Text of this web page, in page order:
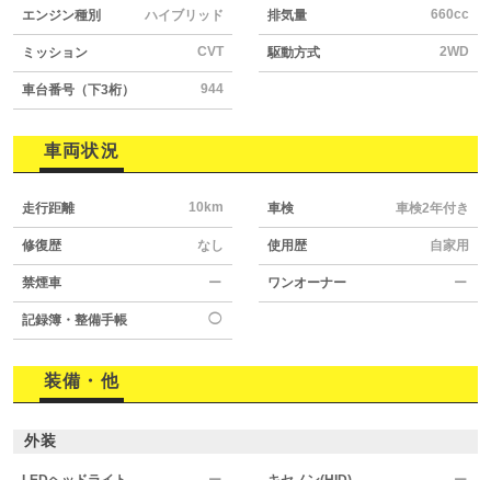
エンジン種別 ハイブリッド 排気量 660cc
ミッション CVT 駆動方式 2WD
車台番号（下3桁） 944
車両状況
走行距離 10km 車検 車検2年付き
修復歴 なし 使用歴 自家用
禁煙車 ー ワンオーナー ー
記録簿・整備手帳 ◯
装備・他
外装